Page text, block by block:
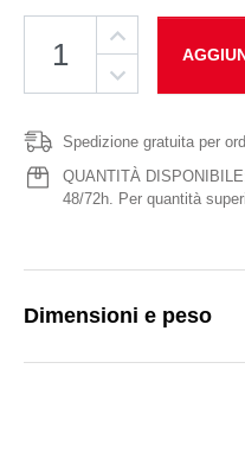
Spedizione gratuita per
QUANTITÀ
48/72h. Per quantità
Dimensioni e peso